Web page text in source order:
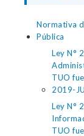
Normativa
Pública
Ley N°
TUO
2019-
Ley N°
TUO